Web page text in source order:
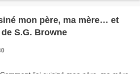
mon père, ma mère… et
S.G. Browne